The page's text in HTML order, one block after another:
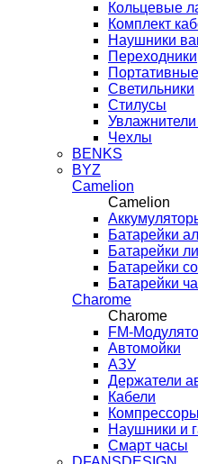
Кольцевые
Комплект
Наушники
Переходники
Светильники
Стилусы
Увлажнители
Чехлы
BENKS
BYZ
Camelion
Camelion
Батарейки
Батарейки
Батарейки
Батарейки
Charome
Charome
FM-
Автомойки
АЗУ
Держатели
Кабели
Наушники и
Смарт часы